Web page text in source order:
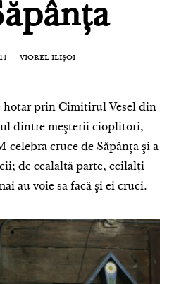
VIOREL ILIȘOI
hotar prin Cimitirul Vesel din
dintre meşterii cioplitori,
celebra cruce de Săpânţa şi a
de cealaltă parte, ceilalţi
au voie sa facă şi ei cruci.